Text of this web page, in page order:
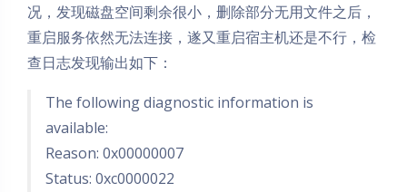
况，发现磁盘空间剩余很小，删除部分无用文件之后，
重启服务依然无法连接，遂又重启宿主机还是不行，检
查日志发现输出如下：
The following diagnostic information is
available:
Reason: 0x00000007
Status: 0xc0000022